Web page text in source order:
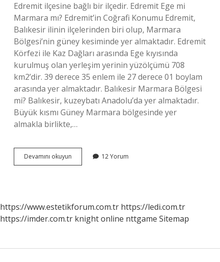
Edremit ilçesine bağlı bir ilçedir. Edremit Ege mi
Marmara mı? Edremit’in Coğrafi Konumu Edremit,
Balıkesir ilinin ilçelerinden biri olup, Marmara
Bölgesi’nin güney kesiminde yer almaktadır. Edremit
Körfezi ile Kaz Dağları arasında Ege kıyısında
kurulmuş olan yerleşim yerinin yüzölçümü 708
km2’dir. 39 derece 35 enlem ile 27 derece 01 boylam
arasında yer almaktadır. Balıkesir Marmara Bölgesi
mi? Balıkesir, kuzeybatı Anadolu’da yer almaktadır.
Büyük kısmı Güney Marmara bölgesinde yer
almakla birlikte,…
Devamını okuyun Altınoluk
Marmara
12 Yorum
https://www.estetikforum.com.tr https://ledi.com.tr
https://imder.com.tr knight online nttgame Sitemap